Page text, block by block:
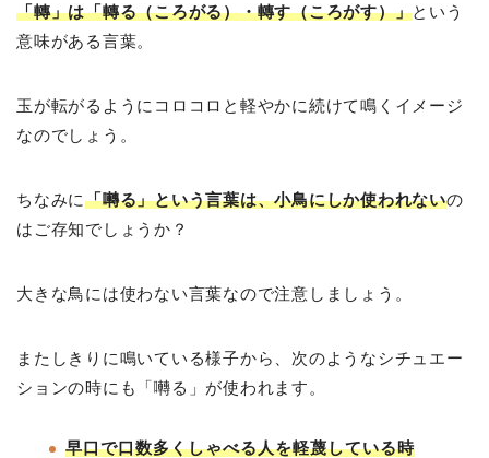
「轉」は「轉る（ころがる）・轉す（ころがす）」という
意味がある言葉。
玉が転がるようにコロコロと軽やかに続けて鳴くイメージ
なのでしょう。
ちなみに「囀る」という言葉は、小鳥にしか使われないの
はご存知でしょうか？
大きな鳥には使わない言葉なので注意しましょう。
またしきりに鳴いている様子から、次のようなシチュエー
ションの時にも「囀る」が使われます。
早口で口数多くしゃべる人を軽蔑している時